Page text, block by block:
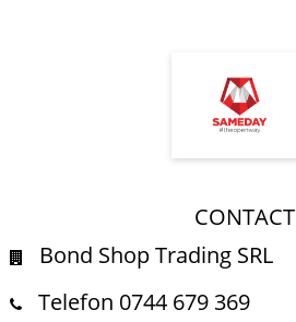
CONTACT
Bond Shop Trading SRL
Telefon 0744 679 369